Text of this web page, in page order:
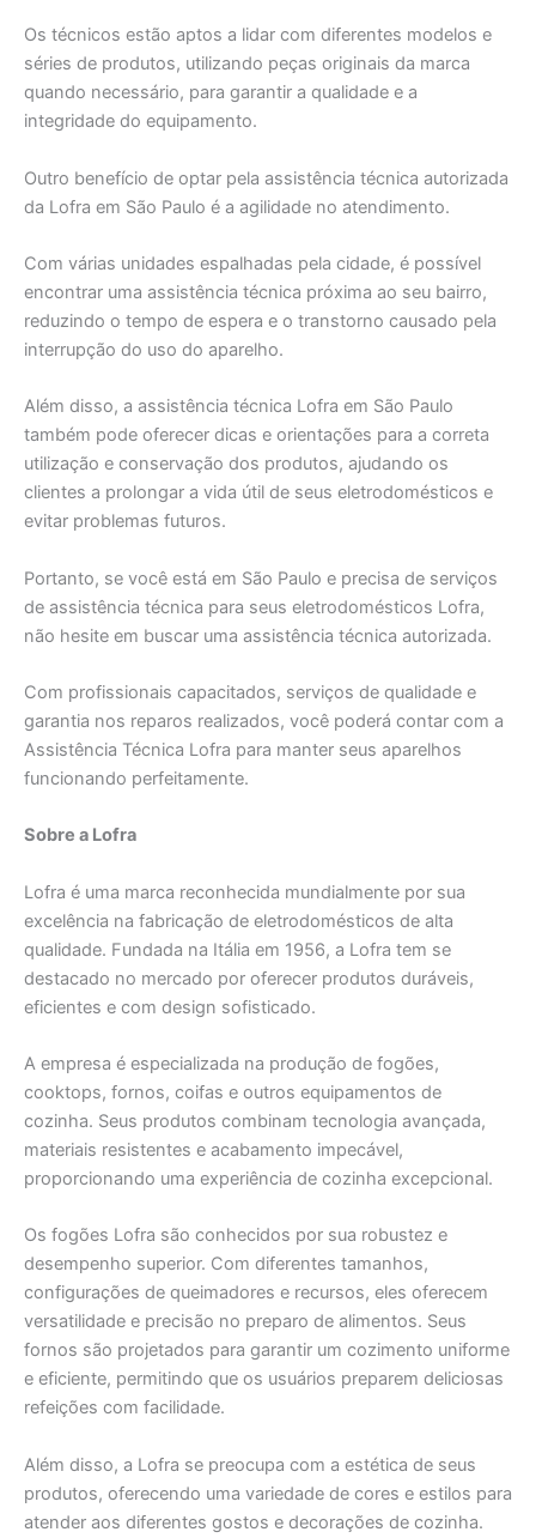
Os técnicos estão aptos a lidar com diferentes modelos e
séries de produtos, utilizando peças originais da marca
quando necessário, para garantir a qualidade e a
integridade do equipamento.
Outro benefício de optar pela assistência técnica autorizada
da Lofra em São Paulo é a agilidade no atendimento.
Com várias unidades espalhadas pela cidade, é possível
encontrar uma assistência técnica próxima ao seu bairro,
reduzindo o tempo de espera e o transtorno causado pela
interrupção do uso do aparelho.
Além disso, a assistência técnica Lofra em São Paulo
também pode oferecer dicas e orientações para a correta
utilização e conservação dos produtos, ajudando os
clientes a prolongar a vida útil de seus eletrodomésticos e
evitar problemas futuros.
Portanto, se você está em São Paulo e precisa de serviços
de assistência técnica para seus eletrodomésticos Lofra,
não hesite em buscar uma assistência técnica autorizada.
Com profissionais capacitados, serviços de qualidade e
garantia nos reparos realizados, você poderá contar com a
Assistência Técnica Lofra para manter seus aparelhos
funcionando perfeitamente.
Sobre a Lofra
Lofra é uma marca reconhecida mundialmente por sua
excelência na fabricação de eletrodomésticos de alta
qualidade. Fundada na Itália em 1956, a Lofra tem se
destacado no mercado por oferecer produtos duráveis,
eficientes e com design sofisticado.
A empresa é especializada na produção de fogões,
cooktops, fornos, coifas e outros equipamentos de
cozinha. Seus produtos combinam tecnologia avançada,
materiais resistentes e acabamento impecável,
proporcionando uma experiência de cozinha excepcional.
Os fogões Lofra são conhecidos por sua robustez e
desempenho superior. Com diferentes tamanhos,
configurações de queimadores e recursos, eles oferecem
versatilidade e precisão no preparo de alimentos. Seus
fornos são projetados para garantir um cozimento uniforme
e eficiente, permitindo que os usuários preparem deliciosas
refeições com facilidade.
Além disso, a Lofra se preocupa com a estética de seus
produtos, oferecendo uma variedade de cores e estilos para
atender aos diferentes gostos e decorações de cozinha.